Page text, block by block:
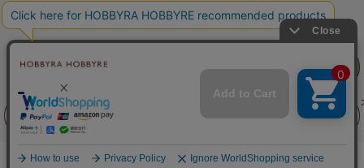
前に戻る
フェア
トップページ 特集一覧 ムーミン谷の仲間たち ステッチクロス＜ムーミン＞
トップページ
トップページ
商品 マンスリープレス5月号掲載商品 6月10日（水）発売の商品
トップページ
キット
ステッチクロス＜ムーミン＞
トップページ
トップページ
キット ステッチクロス・モチーフクロス
ステッチクロス＜ムーミ